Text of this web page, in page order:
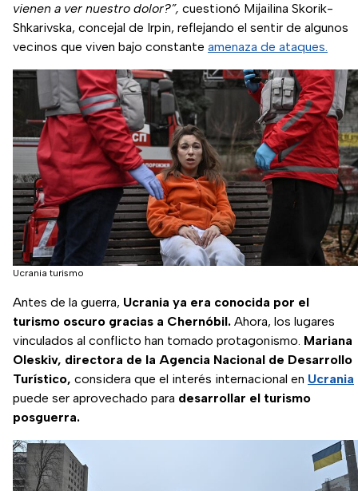
vienen a ver nuestro dolor?”, cuestionó Mijailina Skorik-
Shkarivska, concejal de Irpin, reflejando el sentir de algunos
vecinos que viven bajo constante amenaza de ataques.
Ucrania turismo
Antes de la guerra, Ucrania ya era conocida por el
turismo oscuro gracias a Chernóbil. Ahora, los lugares
vinculados al conflicto han tomado protagonismo. Mariana
Oleskiv, directora de la Agencia Nacional de Desarrollo
Turístico, considera que el interés internacional en Ucrania
puede ser aprovechado para desarrollar el turismo
posguerra.